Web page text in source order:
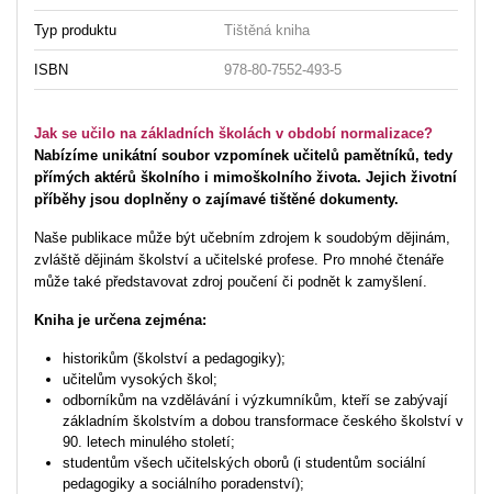
Typ produktu Tištěná kniha
ISBN 978-80-7552-493-5
Jak se učilo na základních školách v období normalizace?
Nabízíme unikátní soubor vzpomínek učitelů pamětníků, tedy
přímých aktérů školního i mimoškolního života. Jejich životní
příběhy jsou doplněny o zajímavé tištěné dokumenty.
Naše publikace může být učebním zdrojem k soudobým dějinám,
zvláště dějinám školství a učitelské profese. Pro mnohé čtenáře
může také představovat zdroj poučení či podnět k zamyšlení.
Kniha je určena zejména:
historikům (školství a pedagogiky);
učitelům vysokých škol;
odborníkům na vzdělávání i výzkumníkům, kteří se zabývají
základním školstvím a dobou transformace českého školství v
90. letech minulého století;
studentům všech učitelských oborů (i studentům sociální
pedagogiky a sociálního poradenství);